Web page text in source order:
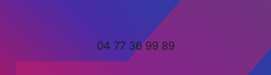
04 77 36 99 89